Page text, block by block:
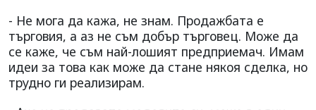
- Не мога да кажа, не знам. Продажбата е
търговия, а аз не съм добър търговец. Може да
се каже, че съм най-лошият предприемач. Имам
идеи за това как може да стане някоя сделка, но
трудно ги реализирам.